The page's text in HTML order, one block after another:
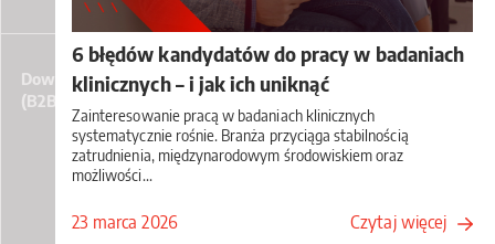
Dowolny model współpracy
(B2B, UoP)
6 błędów kandydatów do pracy w badaniach
klinicznych – i jak ich uniknąć
Zainteresowanie pracą w badaniach klinicznych
systematycznie rośnie. Branża przyciąga stabilnością
zatrudnienia, międzynarodowym środowiskiem oraz
możliwości...
23 marca 2026 Czytaj więcej